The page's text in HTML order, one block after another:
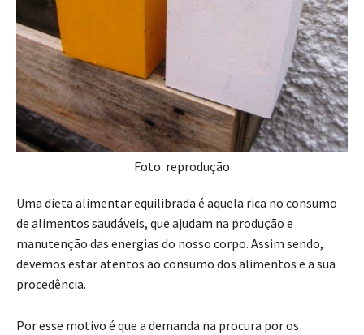
Foto: reprodução
Uma dieta alimentar equilibrada é aquela rica no consumo
de alimentos saudáveis, que ajudam na produção e
manutenção das energias do nosso corpo. Assim sendo,
devemos estar atentos ao consumo dos alimentos e a sua
procedência.
Por esse motivo é que a demanda na procura por os